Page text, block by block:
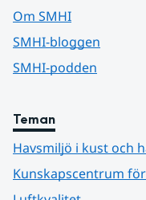
Om SMHI
SMHI-bloggen
SMHI-podden
Teman
Havsmiljö i kust och
Kunskapscentrum